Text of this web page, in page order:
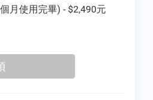
月使用完畢) - $2,490元